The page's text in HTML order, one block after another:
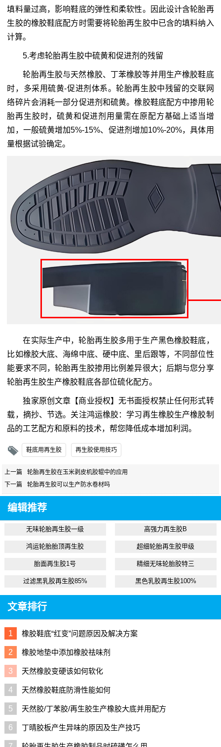
填料量过高，影响鞋底的弹性和柔软性。因此设计含轮胎再
生胶的橡胶鞋底配方时需要将轮胎再生胶中已含的填料纳入
计算。
5.考虑轮胎再生胶中硫黄和促进剂的残留
轮胎再生胶与天然橡胶、丁苯橡胶等并用生产橡胶鞋底
时，多采用硫黄-促进剂体系。轮胎再生胶中残留的交联网
络碎片会消耗一部分促进剂和硫黄。橡胶鞋底配方中掺用轮
胎再生胶时，硫黄和促进剂用量需在原配方基础上适当增
加，一般硫黄增加5%-15%、促进剂增加10%-20%，具体用
量根据试验确定。
在实际生产中，轮胎再生胶多用于生产黑色橡胶鞋底，
比如橡胶大底、海绵中底、硬中底、里后跟等，不同部位性
能要求不同，轮胎再生胶掺用比例差异很大；后期与您分享
轮胎再生胶生产橡胶鞋底各部位硫化配方。
独家原创文章【商业授权】无书面授权禁止任何形式转
载，摘抄、节选。关注鸿运橡胶：学习再生橡胶生产橡胶制
品的工艺配方和原料的技术，帮您降低成本增加利润。
鞋底用再生胶 再生胶使用技巧
上一篇
轮胎再生胶在玉米剥皮机胶辊中的应用
下一篇
轮胎再生胶可以生产防水卷材吗
编辑推荐
无味轮胎再生胶一级 高强力再生胶B
鸿运轮胎胎顶再生胶 超细轮胎再生胶甲级
胎面再生胶1号 精细无味轮胎胶特三
过滤黑乳胶再生胶85% 黑色乳胶再生胶100%
文章排行
1 橡胶鞋底“红变”问题原因及解决方案
2 橡胶地垫中添加橡胶祛味剂
3 天然橡胶变硬该如何软化
4 天然橡胶鞋底防滑性能如何
5 天然胶/丁苯胶/再生胶生产橡胶大底并用配方
6 丁晴胶板产生异味的原因及生产技巧